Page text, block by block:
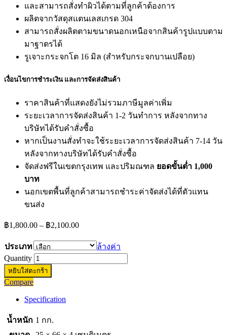
และสามารถสั่งทำผิวได้ตามที่ลูกค้าต้องการ
ผลิตจากวัสดุสแตนเลสเกรด 304
สามารถสั่งผลิตตามขนาดนอกเหนือจากสินค้ารูปแบบตาม
มาฐาตรได้
รูเจาะกระจกโต 16 มิล (สำหรับกระจกบานเปลือย)
เงื่อนไขการชำระเงิน และการจัดส่งสินค้า
ราคาสินค้าที่แสดงยังไม่รวมภาษีมูลค่าเพิ่ม
ระยะเวลาการจัดส่งสินค้า 1-2 วันทำการ หลังจากทาง
บริษัทได้รับคำสั่งซื้อ
หากเป็นงานสั่งทำจะใช้ระยะเวลาการจัดส่งสินค้า 7-14 วัน
หลังจากทางบริษัทได้รับคำสั่งซื้อ
จัดส่งฟรีในเขตกรุงเทพ และปริมณฑล ยอดขั้นต่ำ 1,000
บาท
นอกเขตพื้นที่ลูกค้าสามารถชำระค่าจัดส่งได้ที่ตัวแทน
ขนส่ง
฿1,800.00 – ฿2,100.00Price
฿1,800.00
through
฿2,100.00
ประเภท
ล้างค่า
Quantity
หยิบใส่ตะกร้า
Compare
Specification
น้ำหนัก 1 กก.